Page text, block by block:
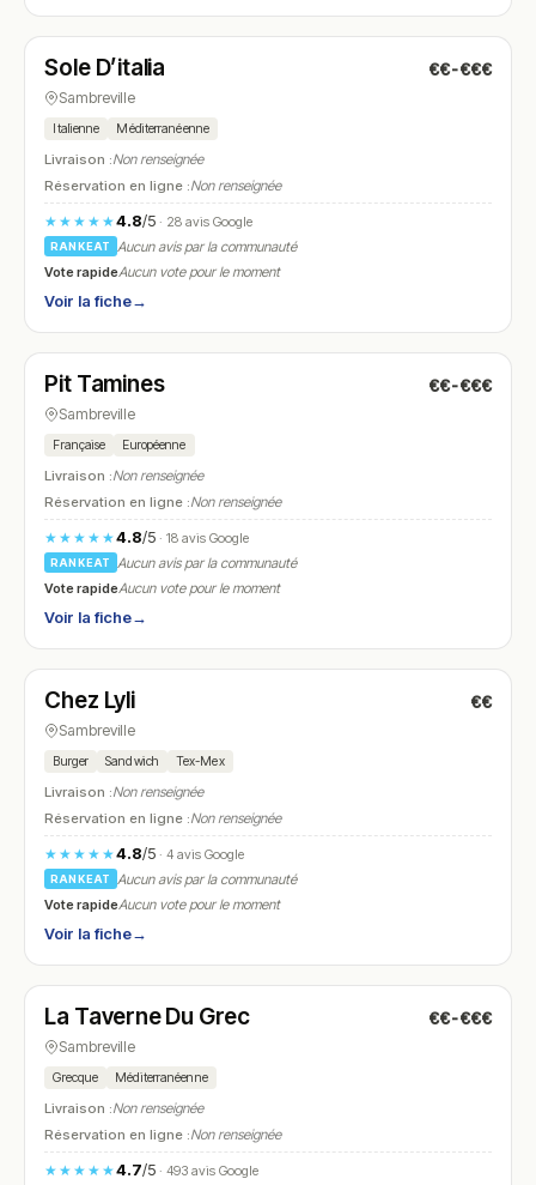
N° 5
Sole D’italia €€-€€€
Sambreville
Italienne Méditerranéenne
Livraison :Non renseignée
Réservation en ligne :Non renseignée
★★★★★4.8/5· 28 avis Google
RANKEAT
Aucun avis par la communauté
Vote rapideAucun vote pour le moment
Voir la fiche→
N° 6
Pit Tamines €€-€€€
Sambreville
Française Européenne
Livraison :Non renseignée
Réservation en ligne :Non renseignée
★★★★★4.8/5· 18 avis Google
RANKEAT
Aucun avis par la communauté
Vote rapideAucun vote pour le moment
Voir la fiche→
N° 7
Chez Lyli €€
Sambreville
Burger Sandwich Tex-Mex
Livraison :Non renseignée
Réservation en ligne :Non renseignée
★★★★★4.8/5· 4 avis Google
RANKEAT
Aucun avis par la communauté
Vote rapideAucun vote pour le moment
Voir la fiche→
N° 8
La Taverne Du Grec €€-€€€
Sambreville
Grecque Méditerranéenne
Livraison :Non renseignée
Réservation en ligne :Non renseignée
★★★★★4.7/5· 493 avis Google